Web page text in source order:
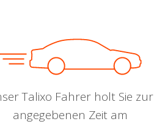
Talixo Fahrer holt Sie zur
angegebenen Zeit am